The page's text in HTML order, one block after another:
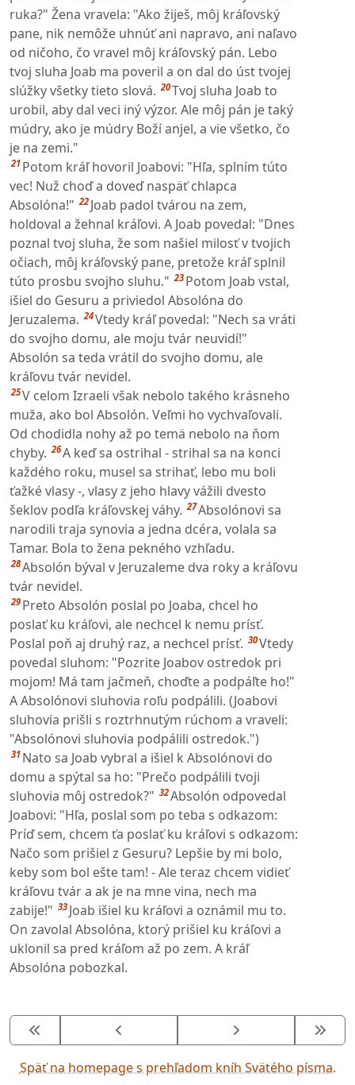
ruka?" Žena vravela: "Ako žiješ, môj kráľovský
pane, nik nemôže uhnúť ani napravo, ani naľavo
od ničoho, čo vravel môj kráľovský pán. Lebo
tvoj sluha Joab ma poveril a on dal do úst tvojej
slúžky všetky tieto slová. 20Tvoj sluha Joab to
urobil, aby dal veci iný výzor. Ale môj pán je taký
múdry, ako je múdry Boží anjel, a vie všetko, čo
je na zemi."
21 Potom kráľ hovoril Joabovi: "Hľa, splním túto
vec! Nuž choď a doveď naspäť chlapca
Absolóna!" 22 Joab padol tvárou na zem,
holdoval a žehnal kráľovi. A Joab povedal: "Dnes
poznal tvoj sluha, že som našiel milosť v tvojich
očiach, môj kráľovský pane, pretože kráľ splnil
túto prosbu svojho sluhu." 23 Potom Joab vstal,
išiel do Gesuru a priviedol Absolóna do
Jeruzalema. 24Vtedy kráľ povedal: "Nech sa vráti
do svojho domu, ale moju tvár neuvidí!"
Absolón sa teda vrátil do svojho domu, ale
kráľovu tvár nevidel.
25V celom Izraeli však nebolo takého krásneho
muža, ako bol Absolón. Veľmi ho vychvaľovali.
Od chodidla nohy až po temä nebolo na ňom
chyby. 26A keď sa ostrihal - strihal sa na konci
každého roku, musel sa strihať, lebo mu boli
ťažké vlasy -, vlasy z jeho hlavy vážili dvesto
šeklov podľa kráľovskej váhy. 27Absolónovi sa
narodili traja synovia a jedna dcéra, volala sa
Tamar. Bola to žena pekného vzhľadu.
28Absolón býval v Jeruzaleme dva roky a kráľovu
tvár nevidel.
29 Preto Absolón poslal po Joaba, chcel ho
poslať ku kráľovi, ale nechcel k nemu prísť.
Poslal poň aj druhý raz, a nechcel prísť. 30Vtedy
povedal sluhom: "Pozrite Joabov ostredok pri
mojom! Má tam jačmeň, choďte a podpáľte ho!"
A Absolónovi sluhovia roľu podpálili. (Joabovi
sluhovia prišli s roztrhnutým rúchom a vraveli:
"Absolónovi sluhovia podpálili ostredok.")
31 Nato sa Joab vybral a išiel k Absolónovi do
domu a spýtal sa ho: "Prečo podpálili tvoji
sluhovia môj ostredok?" 32Absolón odpovedal
Joabovi: "Hľa, poslal som po teba s odkazom:
Príď sem, chcem ťa poslať ku kráľovi s odkazom:
Načo som prišiel z Gesuru? Lepšie by mi bolo,
keby som bol ešte tam! - Ale teraz chcem vidieť
kráľovu tvár a ak je na mne vina, nech ma
zabije!" 33 Joab išiel ku kráľovi a oznámil mu to.
On zavolal Absolóna, ktorý prišiel ku kráľovi a
uklonil sa pred kráľom až po zem. A kráľ
Absolóna pobozkal.
Späť na homepage s prehľadom kníh Svätého písma.